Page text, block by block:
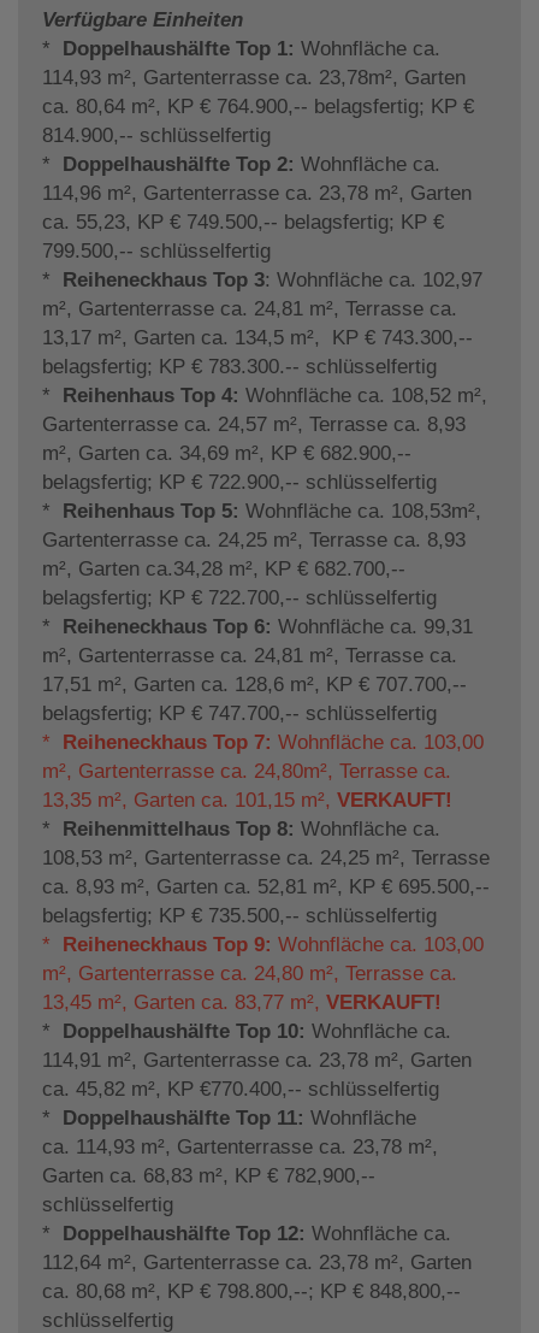
Verfügbare Einheiten
* Doppelhaushälfte Top 1: Wohnfläche ca.
114,93 m², Gartenterrasse ca. 23,78m², Garten
ca. 80,64 m², KP € 764.900,-- belagsfertig; KP €
814.900,-- schlüsselfertig
* Doppelhaushälfte Top 2: Wohnfläche ca.
114,96 m², Gartenterrasse ca. 23,78 m², Garten
ca. 55,23, KP € 749.500,-- belagsfertig; KP €
799.500,-- schlüsselfertig
* Reiheneckhaus Top 3: Wohnfläche ca. 102,97
m², Gartenterrasse ca. 24,81 m², Terrasse ca.
13,17 m², Garten ca. 134,5 m², KP € 743.300,--
belagsfertig; KP € 783.300.-- schlüsselfertig
* Reihenhaus Top 4: Wohnfläche ca. 108,52 m²,
Gartenterrasse ca. 24,57 m², Terrasse ca. 8,93
m², Garten ca. 34,69 m², KP € 682.900,--
belagsfertig; KP € 722.900,-- schlüsselfertig
* Reihenhaus Top 5: Wohnfläche ca. 108,53m²,
Gartenterrasse ca. 24,25 m², Terrasse ca. 8,93
m², Garten ca.34,28 m², KP € 682.700,--
belagsfertig; KP € 722.700,-- schlüsselfertig
* Reiheneckhaus Top 6: Wohnfläche ca. 99,31
m², Gartenterrasse ca. 24,81 m², Terrasse ca.
17,51 m², Garten ca. 128,6 m², KP € 707.700,--
belagsfertig; KP € 747.700,-- schlüsselfertig
* Reiheneckhaus Top 7: Wohnfläche ca. 103,00
m², Gartenterrasse ca. 24,80m², Terrasse ca.
13,35 m², Garten ca. 101,15 m², VERKAUFT!
* Reihenmittelhaus Top 8: Wohnfläche ca.
108,53 m², Gartenterrasse ca. 24,25 m², Terrasse
ca. 8,93 m², Garten ca. 52,81 m², KP € 695.500,--
belagsfertig; KP € 735.500,-- schlüsselfertig
* Reiheneckhaus Top 9: Wohnfläche ca. 103,00
m², Gartenterrasse ca. 24,80 m², Terrasse ca.
13,45 m², Garten ca. 83,77 m², VERKAUFT!
* Doppelhaushälfte Top 10: Wohnfläche ca.
114,91 m², Gartenterrasse ca. 23,78 m², Garten
ca. 45,82 m², KP €770.400,-- schlüsselfertig
* Doppelhaushälfte Top 11: Wohnfläche
ca. 114,93 m², Gartenterrasse ca. 23,78 m²,
Garten ca. 68,83 m², KP € 782,900,--
schlüsselfertig
* Doppelhaushälfte Top 12: Wohnfläche ca.
112,64 m², Gartenterrasse ca. 23,78 m², Garten
ca. 80,68 m², KP € 798.800,--; KP € 848,800,--
schlüsselfertig